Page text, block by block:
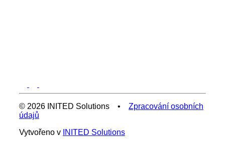
© 2026 INITED Solutions • Zpracování osobních
údajů
Vytvořeno v INITED Solutions